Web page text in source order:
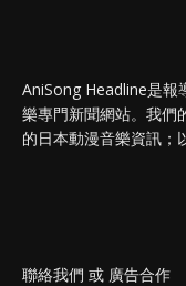
AniSong Headline是報
樂專門新聞網站。我們
的日本動漫音樂資訊；
聯絡我們 或 廣告合作